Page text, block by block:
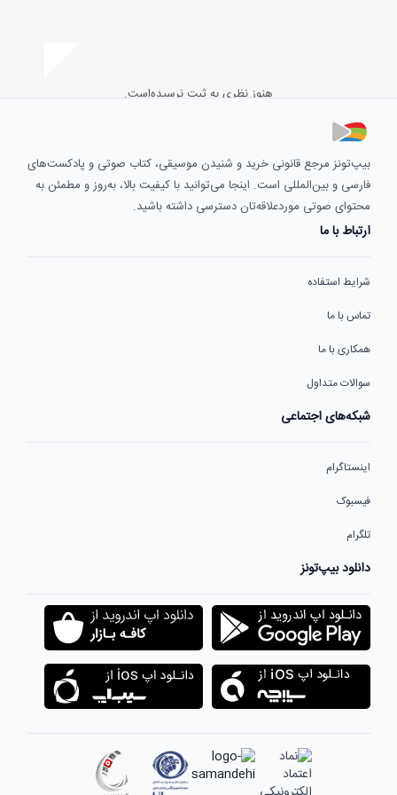
هنوز نظری به ثبت نرسیده‌است.
بیپ‌تونز مرجع قانونی خرید و شنیدن موسیقی، کتاب صوتی و پادکست‌های
فارسی و بین‌المللی است. اینجا می‌توانید با کیفیت بالا، به‌روز و مطمئن به
محتوای صوتی موردعلاقه‌تان دسترسی داشته باشید.
ارتباط با ما
شرایط استفاده
تماس با ما
همکاری با ما
سوالات متداول
شبکه‌های اجتماعی
اینستاگرام
فیسبوک
تلگرام
دانلود بیپ‌تونز